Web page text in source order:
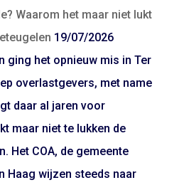
Waarom het maar niet lukt
19/07/2026
ging het opnieuw mis in Ter
overlastgevers, met name
daar al jaren voor
maar niet te lukken de
Het COA, de gemeente
Haag wijzen steeds naar